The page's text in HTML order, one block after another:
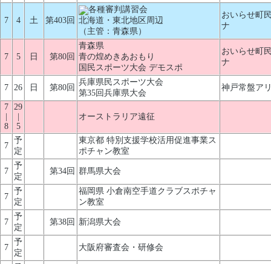
7 4 土 第403回
各種審判講習会
北海道・東北地区周辺
（主管：青森県）
おいらせ町
ナ
7 5 日 第80回
青森県
青の煌めきあおもり
国民スポーツ大会 デモスポ
おいらせ町
ナ
7 26 日 第80回
兵庫県民スポーツ大会
第35回兵庫県大会
神戸常盤ア
7
8
29
5
オーストラリア遠征
7
予
定
東京都 特別支援学校活用促進事業ス
ポチャン教室
7
予
定
第34回 群馬県大会
7
予
定
福岡県 小倉南空手道クラブスポチャ
ン教室
7
予
定
第38回 新潟県大会
7
予
定
大阪府審査会・研修会